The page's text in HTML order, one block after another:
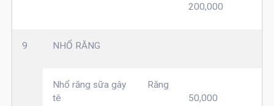
200,000
9 NHỔ RĂNG
Nhổ răng sữa gây
tê
Răng
50,000